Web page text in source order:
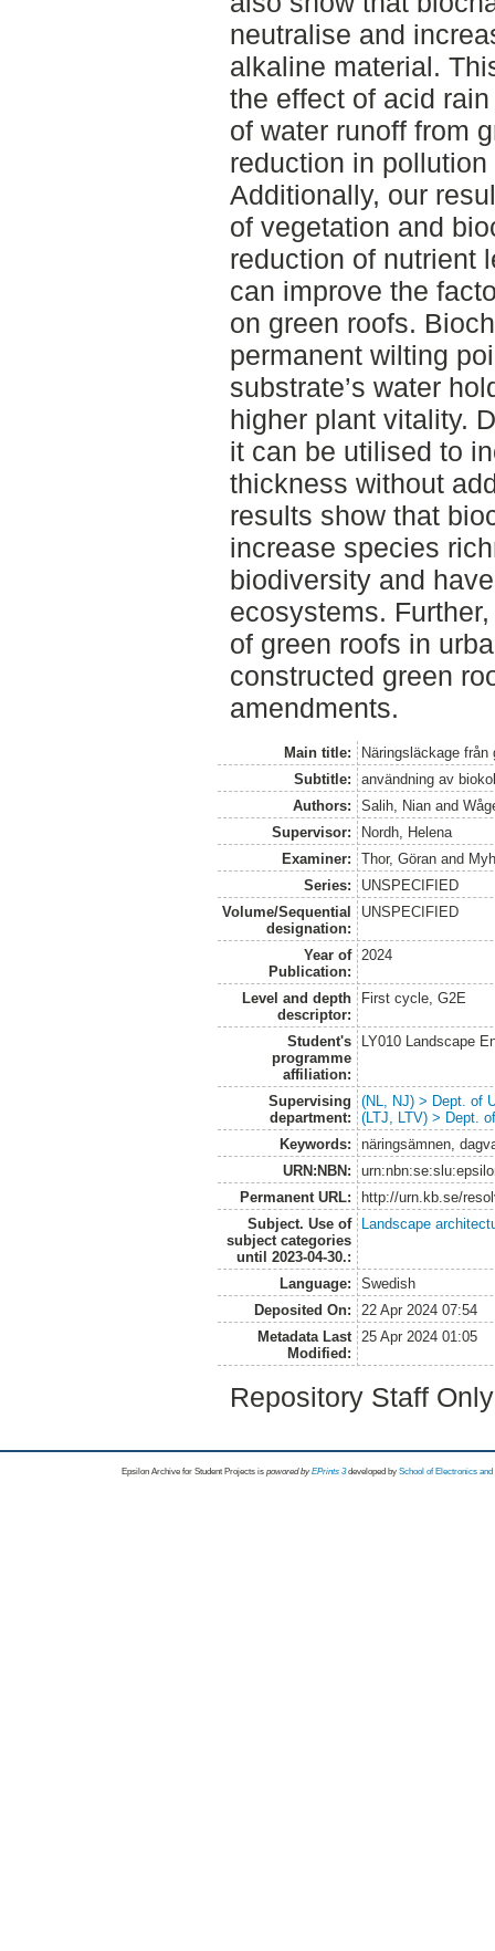
neutralise and
alkaline material.
the effect of acid
of water runoff from
reduction in
Additionally, our
of vegetation and
reduction of nutrient
can improve the
on green roofs.
permanent wilting
substrate’s water
higher plant vitality.
it can be utilised to
thickness without
results show that
increase species
biodiversity and
ecosystems.
of green roofs in
constructed green
amendments.
Main title:
Näringsläckage från
Subtitle:
användning av
Authors:
Salih, Nian and
Supervisor:
Nordh, Helena
Examiner:
Thor, Göran and
Series:
UNSPECIFIED
Volume/Sequential
designation:
UNSPECIFIED
Year of
Publication:
2024
Level and depth
descriptor:
First cycle, G2E
Student's
programme
affiliation:
LY010 Landscape
Supervising
department:
(NL, NJ) > Dept. of
(LTJ, LTV) > Dept.
Keywords:
näringsämnen,
URN:NBN:
Permanent URL:
http://urn.kb.se/
Subject. Use of
subject categories
until 2023-04-30.:
Landscape
Language:
Swedish
Deposited On:
22 Apr 2024 07:54
Metadata Last
Modified:
25 Apr 2024 01:05
Repository Staff
Epsilon Archive for Student Projects is powored byEPrints 3 developed by School of Electronics